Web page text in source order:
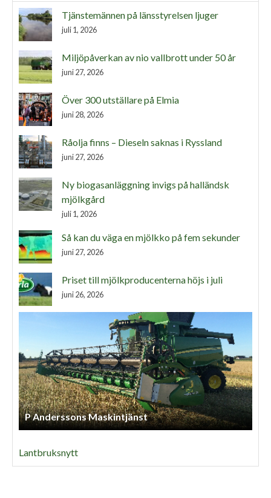
Tjänstemännen på länsstyrelsen ljuger
juli 1, 2026
Miljöpåverkan av nio vallbrott under 50 år
juni 27, 2026
Över 300 utställare på Elmia
juni 28, 2026
Råolja finns – Dieseln saknas i Ryssland
juni 27, 2026
Ny biogasanläggning invigs på halländsk
mjölkgård
juli 1, 2026
Så kan du väga en mjölkko på fem sekunder
juni 27, 2026
Priset till mjölkproducenterna höjs i juli
juni 26, 2026
P Anderssons Maskintjänst
Lantbruksnytt